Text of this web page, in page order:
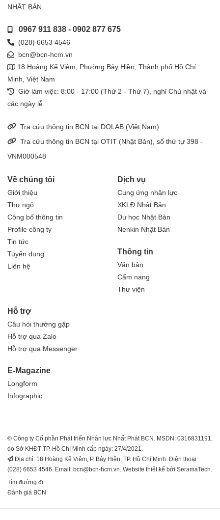
NHẬT BẢN
0967 911 838- 0902 877 675
(028) 6653 4546
bcn@bcn-hcm.vn
18 Hoàng Kế Viêm, Phường Bảy Hiền, Thành phố Hồ Chí
Minh, Việt Nam
Giờ làm việc: 8:00 - 17:00 (Thứ 2 - Thứ 7), nghỉ Chủ nhật và
các ngày lễ
Tra cứu thông tin BCN tại DOLAB (Việt Nam)
Tra cứu thông tin BCN tại OTIT (Nhật Bản), số thứ tự 398 -
VNM000548
Về chúng tôi
Giới thiệu
Thư ngỏ
Công bố thông tin
Profile công ty
Tin tức
Tuyển dụng
Liên hệ
Dịch vụ
Cung ứng nhân lực
XKLĐ Nhật Bản
Du học Nhật Bản
Nenkin Nhật Bản
Thông tin
Văn bản
Cẩm nang
Thư viện
Hỗ trợ
Câu hỏi thường gặp
Hỗ trợ qua Zalo
Hỗ trợ qua Messenger
E-Magazine
Longform
Infographic
© Công ty Cổ phần Phát triển Nhân lực Nhất Phát BCN. MSDN: 0316831191,
do Sở KHĐT TP. Hồ Chí Minh cấp ngày: 27/4/2021.
Địa chỉ: 18 Hoàng Kế Viêm, P. Bảy Hiền, TP. Hồ Chí Minh. Điện thoại:
(028) 6653 4546. Email: bcn@bcn-hcm.vn. Website thiết kế bởi SeramaTech.
Tìm đường đi
Đánh giá BCN